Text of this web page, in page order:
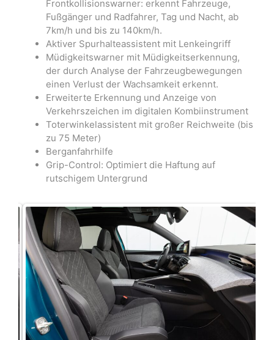
Frontkollisionswarner: erkennt Fahrzeuge,
Fußgänger und Radfahrer, Tag und Nacht, ab
7km/h und bis zu 140km/h.
Aktiver Spurhalteassistent mit Lenkeingriff
Müdigkeitswarner mit Müdigkeitserkennung,
der durch Analyse der Fahrzeugbewegungen
einen Verlust der Wachsamkeit erkennt.
Erweiterte Erkennung und Anzeige von
Verkehrszeichen im digitalen Kombiinstrument
Toterwinkelassistent mit großer Reichweite (bis
zu 75 Meter)
Berganfahrhilfe
Grip-Control: Optimiert die Haftung auf
rutschigem Untergrund